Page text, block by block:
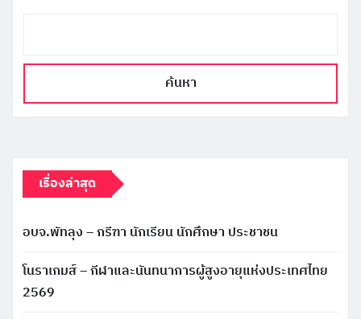
ค้นหา
เรื่องล่าสุด
อบจ.พัทลุง – กรีฑา นักเรียน นักศึกษา ประชาชน
โนราเกมส์ – กีฬาและนันทนาการผู้สูงอายุแห่งประเทศไทย
2569